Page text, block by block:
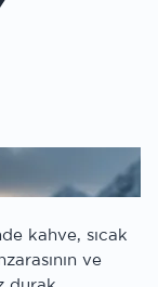
kahve, sıcak
ve